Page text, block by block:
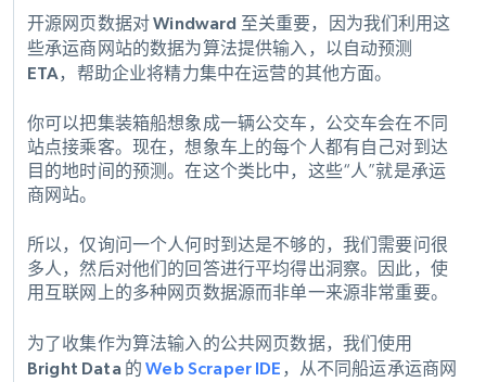
开源网页数据对 Windward 至关重要，因为我们利用这
些承运商网站的数据为算法提供输入，以自动预测
ETA，帮助企业将精力集中在运营的其他方面。
你可以把集装箱船想象成一辆公交车，公交车会在不同
站点接乘客。现在，想象车上的每个人都有自己对到达
目的地时间的预测。在这个类比中，这些“人”就是承运
商网站。
所以，仅询问一个人何时到达是不够的，我们需要问很
多人，然后对他们的回答进行平均得出洞察。因此，使
用互联网上的多种网页数据源而非单一来源非常重要。
为了收集作为算法输入的公共网页数据，我们使用
Bright Data 的Web Scraper IDE ，从不同船运承运商网